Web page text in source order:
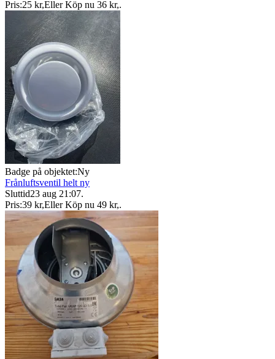
Pris:25 kr,Eller Köp nu 36 kr,.
Badge på objektet:Ny
Frånluftsventil helt ny
Sluttid23 aug 21:07.
Pris:39 kr,Eller Köp nu 49 kr,.